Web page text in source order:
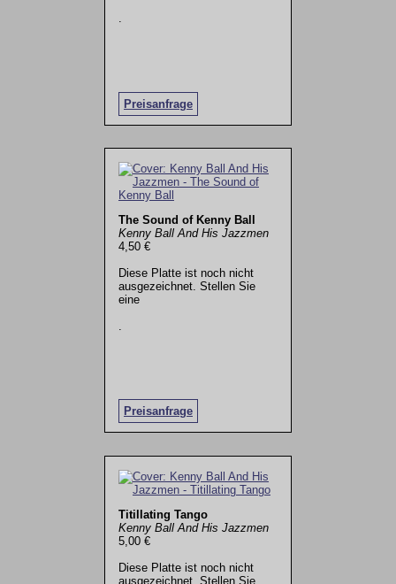
Preisanfrage
.
The Sound of Kenny Ball
Kenny Ball And His Jazzmen
4,50 €
Diese Platte ist noch nicht
ausgezeichnet. Stellen Sie
eine
Preisanfrage
Titillating Tango
Kenny Ball And His Jazzmen
5,00 €
Diese Platte ist noch nicht
ausgezeichnet. Stellen Sie